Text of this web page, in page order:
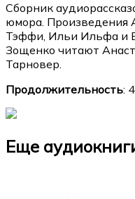
Сборник
юмора. Произведения
Тэффи, Ильи Ильфа и
Зощенко читают
Тарновер.
Продолжительность:
Еще